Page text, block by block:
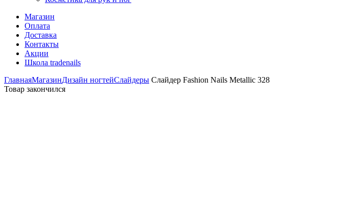
Магазин
Оплата
Доставка
Контакты
Акции
Школа tradenails
ГлавнаяМагазинДизайн ногтейСлайдеры Слайдер Fashion Nails Metallic 328
Товар закончился